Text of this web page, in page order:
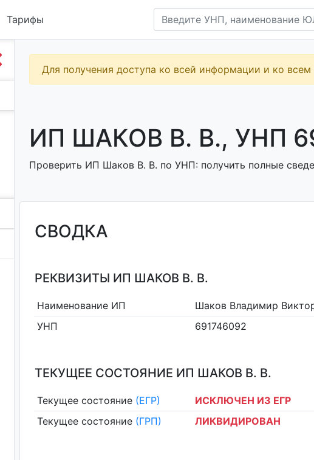
Тарифы
Для получения доступа ко всей информации и ко
ИП ШАКОВ В. В., УНП
Проверить ИП Шаков В. В. по УНП: получить полные
СВОДКА
РЕКВИЗИТЫ ИП ШАКОВ В. В.
Наименование ИП
Шаков Владимир
УНП
691746092
ТЕКУЩЕЕ СОСТОЯНИЕ ИП ШАКОВ В. В.
Текущее состояние (ЕГР)
ИСКЛЮЧЕН ИЗ ЕГР
Текущее состояние (ГРП) ЛИКВИДИРОВАН